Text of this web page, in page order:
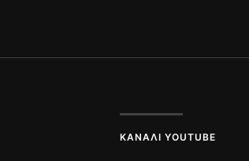
ΚΑΝΆΛΙ YOUTUBE